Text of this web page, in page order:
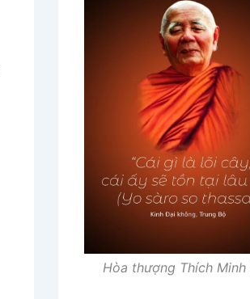
Hòa thượng Thích Minh